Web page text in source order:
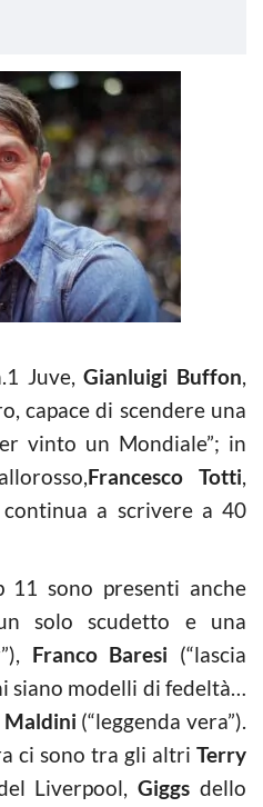
Juve,Gianluigi Buffon,
capace di scendere una
vinto un Mondiale”; in
Francesco Totti,
continua a scrivere a 40
sono presenti anche
solo scudetto e una
Franco Baresi (“lascia
siano modelli di fedeltà…
Maldini (“leggenda vera”).
ci sono tra gli altri Terry
Liverpool,Giggs dello